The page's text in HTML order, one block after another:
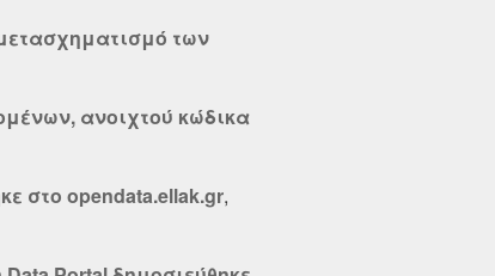
των
ανοιχτού κώδικα
στο opendata.ellak.gr,